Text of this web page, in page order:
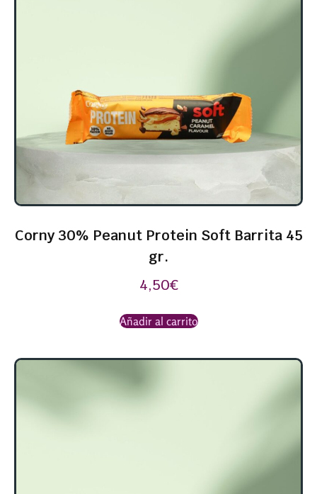
Corny 30% Peanut Protein Soft Barrita 45
gr.
4,50€
Añadir al carrito